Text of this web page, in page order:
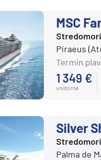
Azorské ostrovy
Kanárske ostrovy
Kanárske ostrovy a
Karibik a Stredná Amerika
Bahamy
Južný Karibik
Kalifornia a Mexiko
Karibik a Stredná
Princess
Regent Seven Seas
Ritz-Carlton
Royal Caribbean Cruises
Seabourn
Silversea
TUI Cruises
Variety Cruises
MSC
Piraeus
Termín
1 349 €
vnútorná
Silver
Palma de